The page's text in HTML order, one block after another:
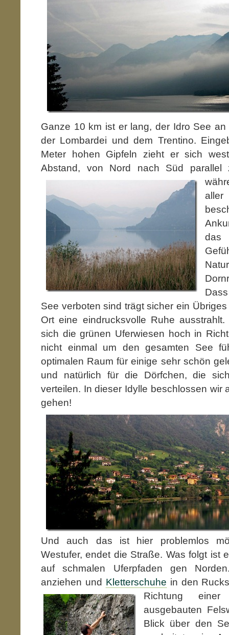
Ganze 10 km ist er lang, der Idro See
der Lombardei und dem Trentino.
Meter hohen Gipfeln zieht er sich
Abstand, von Nord nach Süd parallel
das
See verboten sind trägt sicher ein
Ort eine eindrucksvolle Ruhe
sich die grünen Uferwiesen hoch in
nicht einmal um den gesamten See
optimalen Raum für einige sehr schön
und natürlich für die Dörfchen, die
verteilen. In dieser Idylle beschlossen wir
gehen!
Und auch das ist hier problemlos
Westufer, endet die Straße. Was folgt ist
auf schmalen Uferpfaden gen
anziehen und Kletterschuhe in den
Richtung
ausgebauten
Blick über den